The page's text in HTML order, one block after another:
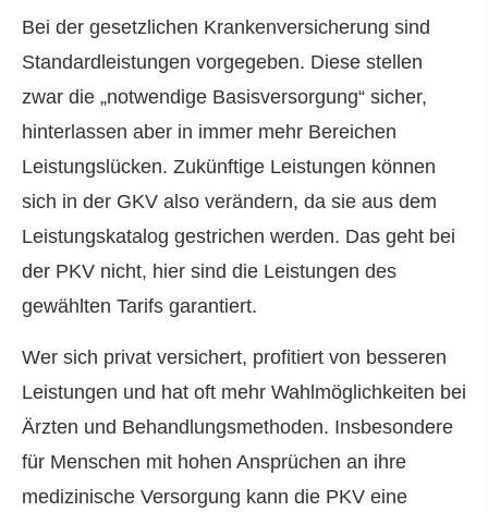
Bei der gesetzlichen Kranken­ver­si­che­rung sind
Standardleistungen vorgegeben. Diese stellen
zwar die „notwendige Basisversorgung“ sicher,
hinterlassen aber in immer mehr Bereichen
Leistungslücken. Zukünftige Leistungen können
sich in der GKV also verändern, da sie aus dem
Leistungskatalog gestrichen werden. Das geht bei
der PKV nicht, hier sind die Leistungen des
gewählten Tarifs garantiert.
Wer sich privat versichert, profitiert von besseren
Leistungen und hat oft mehr Wahlmöglichkeiten bei
Ärzten und Behandlungsmethoden. Insbesondere
für Menschen mit hohen Ansprüchen an ihre
medizinische Versorgung kann die PKV eine